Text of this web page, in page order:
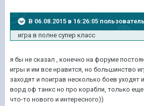
В 06.08.2015 в 16:26:05
игра в полне супер класс
я бы не сказал , конечно на форуме
игры и им все нравится, но большинство
заходят и поиграв несколько боев уходят
ворд оф танкс но про корабли, только еще
что-то нового и интересного))